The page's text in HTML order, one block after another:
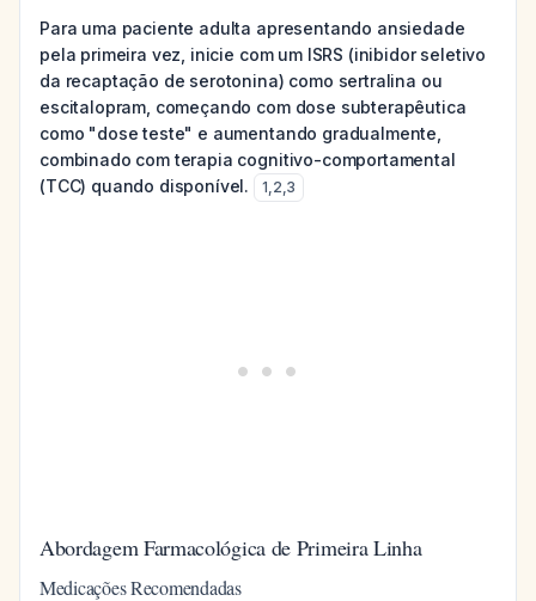
Para uma paciente adulta apresentando ansiedade
pela primeira vez, inicie com um ISRS (inibidor seletivo
da recaptação de serotonina) como sertralina ou
escitalopram, começando com dose subterapêutica
como "dose teste" e aumentando gradualmente,
combinado com terapia cognitivo-comportamental
(TCC) quando disponível.
1,2,3
Abordagem Farmacológica de Primeira Linha
Medicações Recomendadas